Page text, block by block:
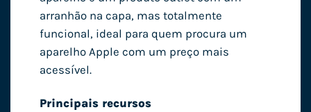
arranhão na capa, mas totalmente
funcional, ideal para quem procura um
aparelho Apple com um preço mais
acessível.
Principais recursos